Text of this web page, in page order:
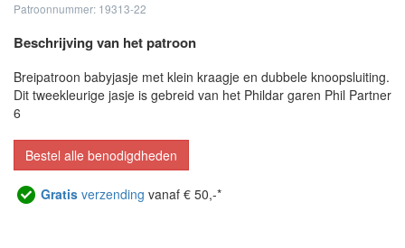
Patroonnummer: 19313-22
Beschrijving van het patroon
Breipatroon babyjasje met klein kraagje en dubbele knoopsluiting.
Dit tweekleurige jasje is gebreid van het Phildar garen Phil Partner
6
Bestel alle benodigdheden
Gratis verzending vanaf € 50,-*